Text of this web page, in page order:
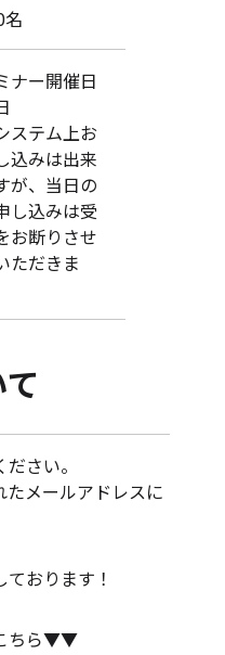
名
ナー開催日
ステム上お
込みは出来
が、当日の
し込みは受
お断りさせ
ただきま
さい。
たメールアドレスに
おります！
ちら▼▼